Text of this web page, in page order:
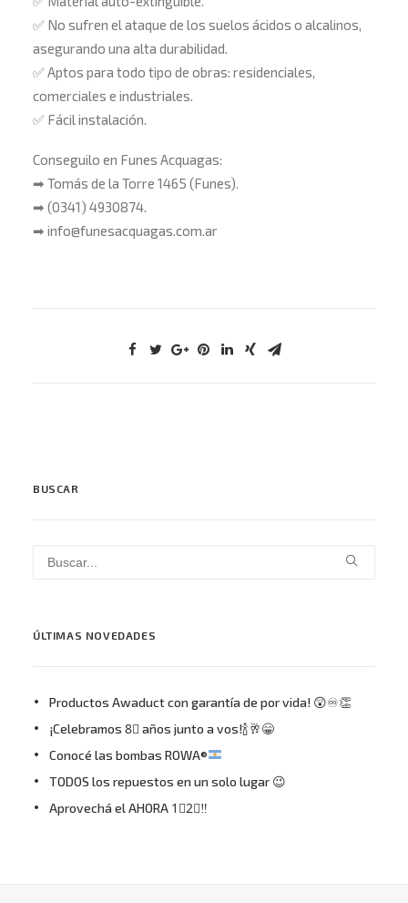
✅ No sufren el ataque de los suelos ácidos o alcalinos,
asegurando una alta durabilidad.
✅Aptos para todo tipo de obras: residenciales,
comerciales e industriales.
✅ Fácil instalación.
Conseguilo en Funes Acquagas:
➡ Tomás de la Torre 1465 (Funes).
➡ (0341) 4930874.
➡ info@funesacquagas.com.ar
BUSCAR
ÚLTIMAS NOVEDADES
Productos Awaduct con garantía de por vida! 😲♾👏
¡Celebramos 8⃣ años junto a vos!🍾🥂😁
Conocé las bombas ROWA®
TODOS los repuestos en un solo lugar 😉
Aprovechá el AHORA 1⃣2⃣‼